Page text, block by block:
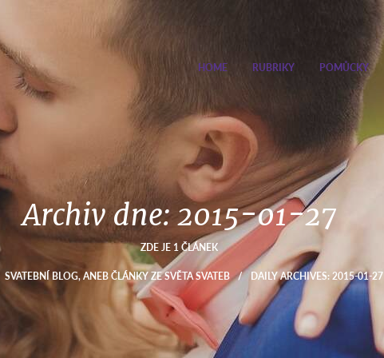
HOME RUBRIKY POMŮCKY
Archiv dne:2015-01-27
ZDE JE 1 ČLÁNEK
SVATEBNÍ BLOG, ANEB ČLÁNKY ZE SVĚTA SVATEB / DAILY ARCHIVES: 2015-01-27